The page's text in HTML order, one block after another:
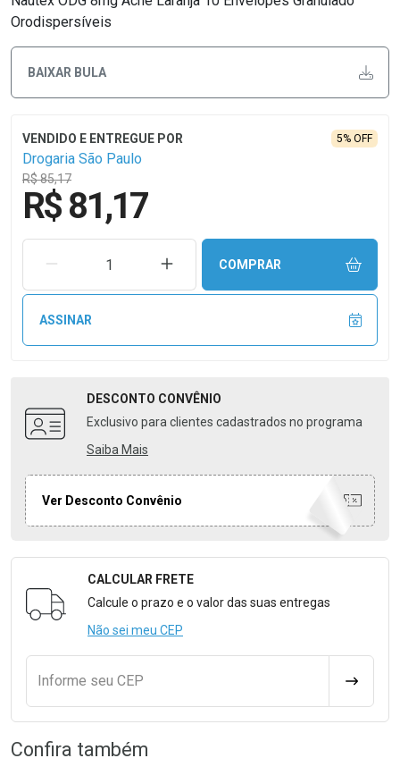
Orodispersíveis
BAIXAR BULA
Drogaria São Paulo
R$ 85,17
5% OFF
R$ 81,17
REMOVER UMA UNIDADEAUMENTAR UMA UNIDADE
COMPRAR
ASSINAR
DESCONTO CONVÊNIO
Exclusivo para clientes cadastrados no programa
Saiba Mais
Ver Desconto Convênio
Formulário para Calcular o Frete
CALCULAR FRETE
Calcule o prazo e o valor das suas entregas
Não sei meu CEP
Informe seu CEP
Confira também